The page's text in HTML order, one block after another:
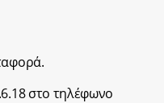
στο τηλέφωνο